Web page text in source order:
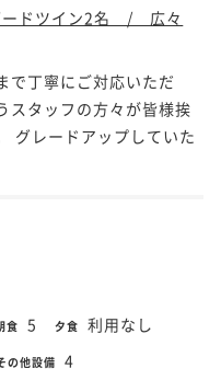
ードツイン2名 / 広々
で丁寧にご対応いただ
スタッフの方々が皆様挨
グレードアップしていた
食 5 夕食 利用なし
の他設備 4